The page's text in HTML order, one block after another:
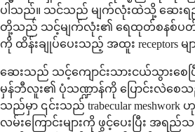
ပါသည်။ သင်သည် မျက်လုံးထဲသို့ ဆေးရ
တို့သည် သင့်မျက်လုံး၏ ရေထုတ်စနစ်ပတ်
ကို ထိန်းချုပ်ပေးသည့် အထူး receptors
ဆေးသည် သင့်ကျောင်းသားငယ်သွားစေ
မှန်ဘီလူး၏ ပုံသဏ္ဍာန်ကို ပြောင်းလဲစေသ
သည်မှာ ၎င်းသည် trabecular
လမ်းကြောင်းများကို ဖွင့်ပေးပြီး အရ